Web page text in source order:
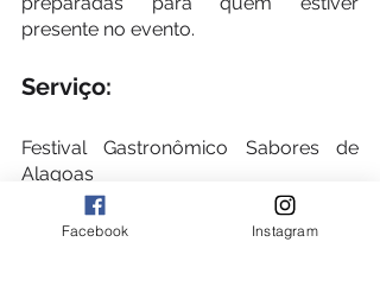
presente no evento.
Serviço:
Festival Gastronômico Sabores de
Alagoas
20 a 23 de outubro
Facebook Instagram